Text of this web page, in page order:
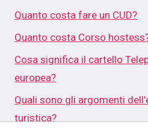
Quanto costa fare un CUD?
Quanto costa Corso
Cosa significa il cartello
europea?
Quali sono gli argomenti
turistica?